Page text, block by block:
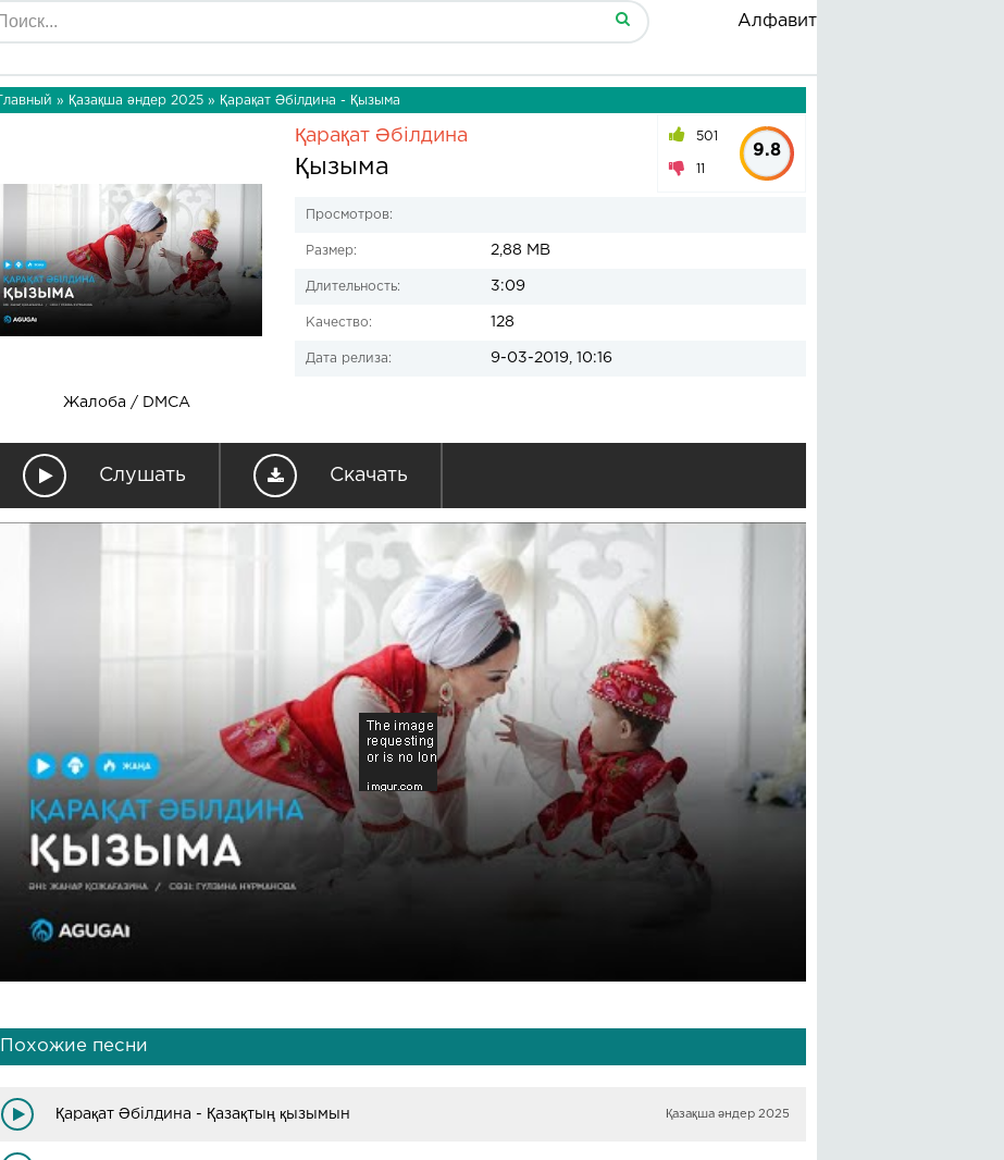
Алфавит
Главный » Қазақша әндер 2025 » Қарақат Әбілдина - Қызыма
Жалоба / DMCA
Қарақат Әбілдина
Қызыма
501
11
9.8
Просмотров:
Размер: 2,88 MB
Длительность: 3:09
Качество: 128
Дата релиза: 9-03-2019, 10:16
Слушать Скачать
Похожие песни
Қарақат Әбілдина - Қазақтың қызымын Қазақша әндер 2025